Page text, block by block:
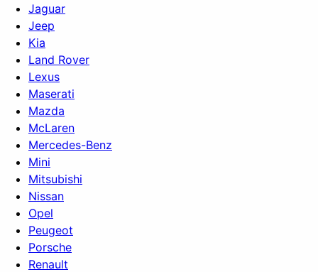
Jaguar
Jeep
Kia
Land Rover
Lexus
Maserati
Mazda
McLaren
Mercedes-Benz
Mini
Mitsubishi
Nissan
Opel
Peugeot
Porsche
Renault